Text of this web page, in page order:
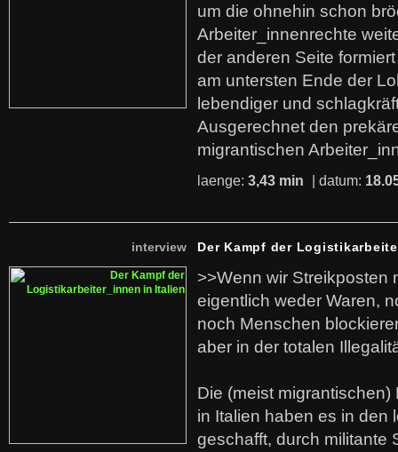
um die ohnehin schon
Arbeiter_innenrechte
der anderen Seite
am untersten Ende der
lebendiger und
Ausgerechnet den
migrantischen
laenge: 3,43 min | datum:
interview Der Kampf der
>>Wenn wir Streikposten
eigentlich weder Waren,
noch Menschen
aber in der totalen
Die (meist
in Italien haben es in den
geschafft, durch militante